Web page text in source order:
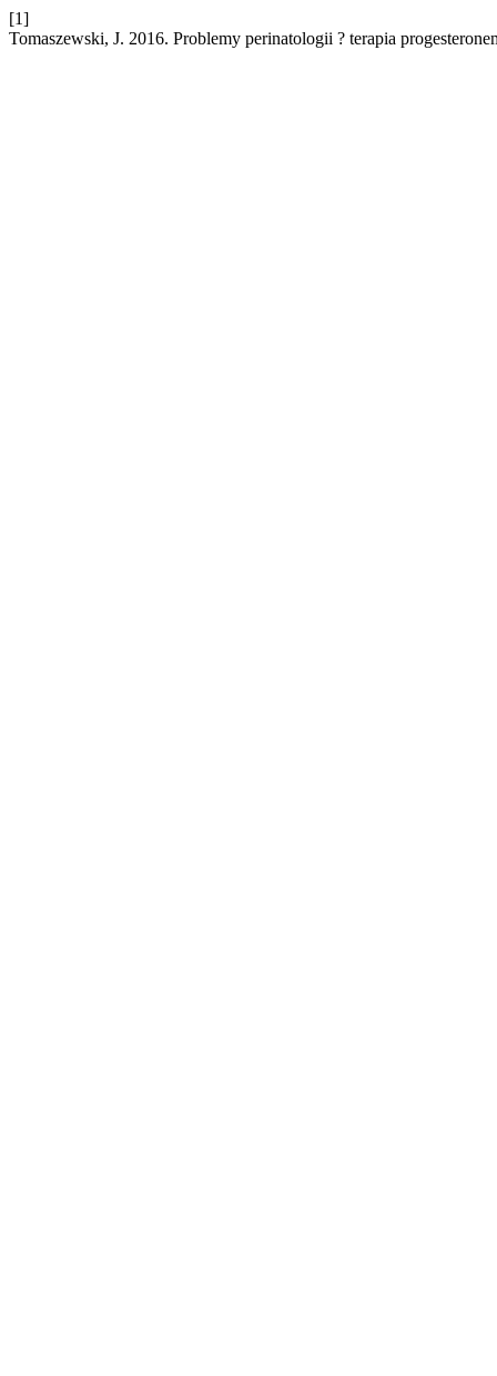
[1]
Tomaszewski, J. 2016. Problemy perinatologii ? terapia